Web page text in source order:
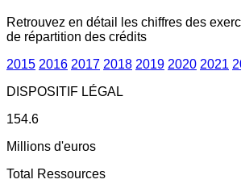
Retrouvez en détail les chiffres des
de répartition des crédits
2015 2016 2017 2018 2019 2020 2021
DISPOSITIF LÉGAL
154.6
Millions d'euros
Total Ressources